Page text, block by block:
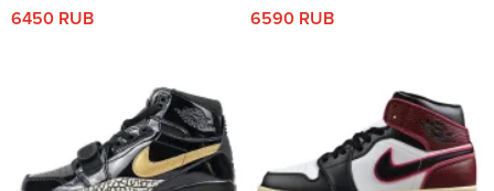
6450 RUB 6590 RUB